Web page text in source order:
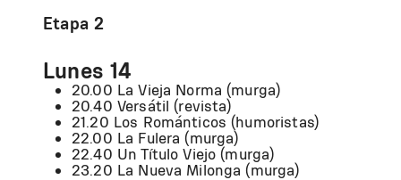
Etapa 2
Lunes 14
20.00 La Vieja Norma (murga)
20.40 Versátil (revista)
21.20 Los Románticos (humoristas)
22.00 La Fulera (murga)
22.40 Un Título Viejo (murga)
23.20 La Nueva Milonga (murga)